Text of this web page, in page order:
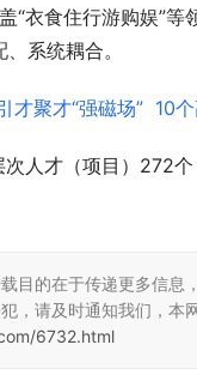
“衣食住行游购娱”
系统耦合。
人才（项目）272
目的在于传递更多信
，请及时通知我们，
6732.html
格轮廓